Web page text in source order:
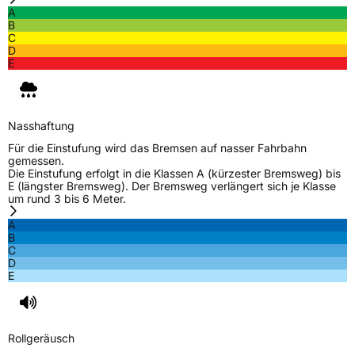
SchlauchtypTL
ZustandNeureifen
M+S
VerstärktXL
EU Label
EffizienzC
Fahrzeugklasse
A
B
C
D
E
Nasshaftung
Für die Einstufung wird das Bremsen auf nasser Fahrbahn
gemessen.
Die Einstufung erfolgt in die Klassen A (kürzester Bremsweg) bis
E (längster Bremsweg). Der Bremsweg verlängert sich je Klasse
um rund 3 bis 6 Meter.
A
B
C
D
E
Rollgeräusch